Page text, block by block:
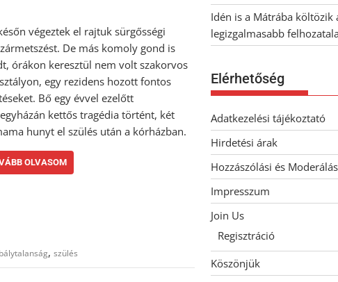
végeztek el rajtuk sürgősségi
De más komoly gond is
órákon keresztül nem volt szakorvos
egy rezidens hozott fontos
Bő egy évvel ezelőtt
kettős tragédia történt, két
hunyt el szülés után a kórházban.
OLVASOM
, szülés
Idén is a Mátrába költözik
legizgalmasabb felhozatala
Elérhetőség
Adatkezelési tájékoztató
Hirdetési árak
Hozzászólási és
Impresszum
Join Us
Regisztráció
Köszönjük